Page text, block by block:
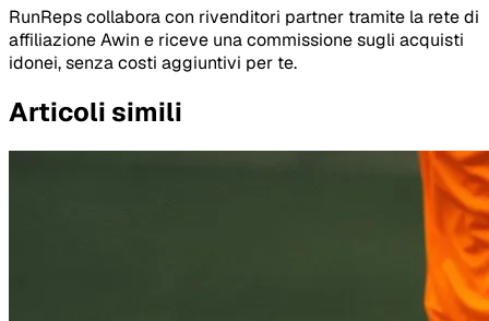
RunReps collabora con rivenditori partner tramite la rete di
affiliazione Awin e riceve una commissione sugli acquisti
idonei, senza costi aggiuntivi per te.
Articoli simili